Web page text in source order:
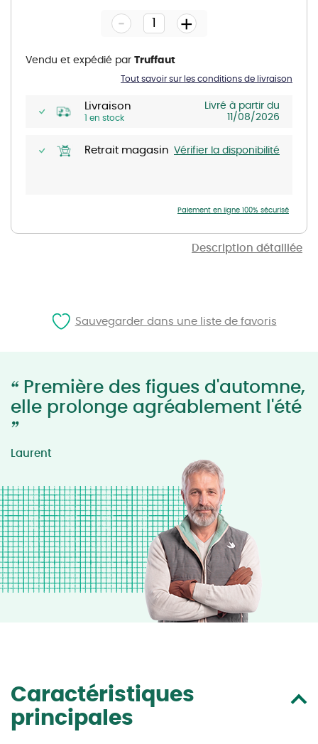
Description détaillée
gallery
Livraison
1 en stock
Livré à partir du
11/08/2026
Retrait magasin Vérifier la disponibilité
- +
Tout savoir sur les conditions de livraison
Vendu et expédié par Truffaut
Paiement en ligne 100% sécurisé
“ Première des figues d'automne,
elle prolonge agréablement l'été
”
Laurent
Caractéristiques
principales
Sauvegarder dans une liste de favoris